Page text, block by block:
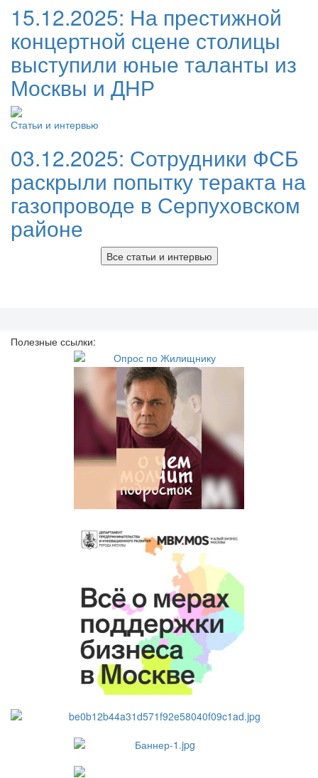
15.12.2025: На престижной
концертной сцене столицы
выступили юные таланты из
Москвы и ДНР
Статьи и интервью
03.12.2025: Сотрудники ФСБ
раскрыли попытку теракта на
газопроводе в Серпуховском
районе
Все статьи и интервью
Полезные ссылки: